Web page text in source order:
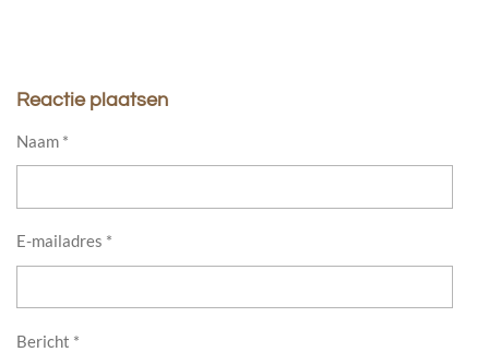
Reactie plaatsen
Naam *
E-mailadres *
Bericht *